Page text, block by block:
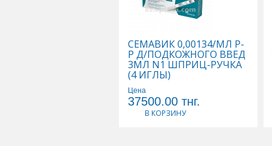
СЕМАВИК 0,00134/МЛ Р-
Р Д/ПОДКОЖНОГО ВВЕД
3МЛ N1 ШПРИЦ-РУЧКА
(4 ИГЛЫ)
Цена
37500.00 тнг.
В КОРЗИНУ